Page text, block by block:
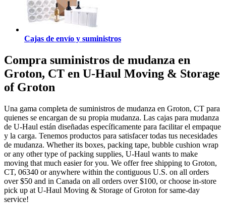
Cajas de envío y suministros
Compra suministros de mudanza en
Groton, CT en U-Haul Moving & Storage
of Groton
Una gama completa de suministros de mudanza en Groton, CT para
quienes se encargan de su propia mudanza. Las cajas para mudanza
de U-Haul están diseñadas específicamente para facilitar el empaque
y la carga. Tenemos productos para satisfacer todas tus necesidades
de mudanza. Whether its boxes, packing tape, bubble cushion wrap
or any other type of packing supplies, U-Haul wants to make
moving that much easier for you. We offer free shipping to Groton,
CT, 06340 or anywhere within the contiguous U.S. on all orders
over $50 and in Canada on all orders over $100, or choose in-store
pick up at U-Haul Moving & Storage of Groton for same-day
service!